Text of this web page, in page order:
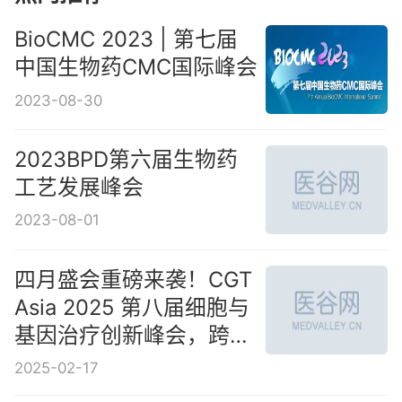
BioCMC 2023 | 第七届
中国生物药CMC国际峰会
2023-08-30
2023BPD第六届生物药
工艺发展峰会
2023-08-01
四月盛会重磅来袭！CGT
Asia 2025 第八届细胞与
基因治疗创新峰会，跨越
山海，共赴行业拐点！
2025-02-17